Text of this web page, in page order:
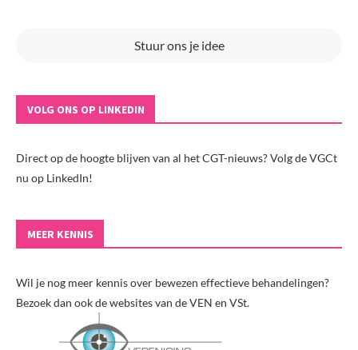
Stuur ons je idee
VOLG ONS OP LINKEDIN
Direct op de hoogte blijven van al het CGT-nieuws? Volg de VGCt
nu op LinkedIn!
MEER KENNIS
Wil je nog meer kennis over bewezen effectieve behandelingen?
Bezoek dan ook de websites van de VEN en VSt.